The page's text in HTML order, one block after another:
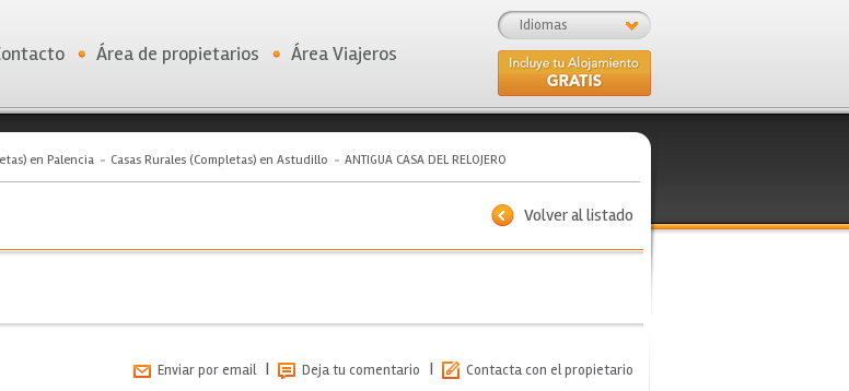
Idiomas
Área de propietarios Área Viajeros
en Palencia Casas Rurales (Completas) en Astudillo ANTIGUA CASA DEL RELOJERO
Volver al listado
Enviar por email | Deja tu comentario | Contacta con el propietario